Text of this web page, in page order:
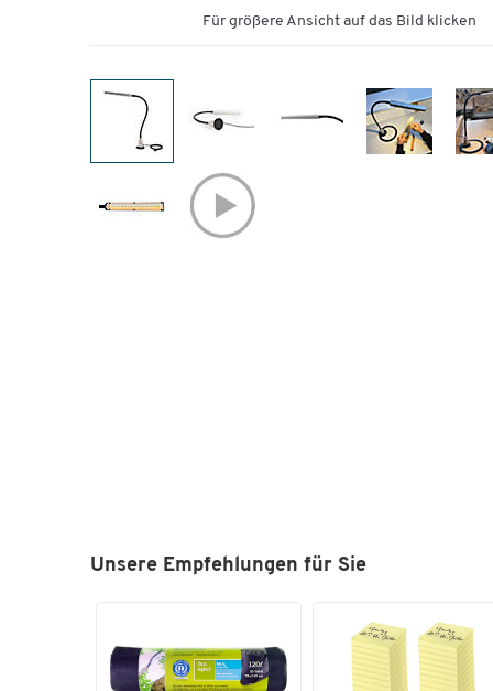
Für größere Ansicht auf das Bild klicken
Unsere Empfehlungen für Sie